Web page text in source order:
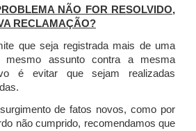
NÃO FOR RESOLVIDO,
RECLAMAÇÃO?
que seja registrada mais de uma
mesmo assunto contra a mesma
é evitar que sejam realizadas
de fatos novos, como por
não cumprido, recomendamos que